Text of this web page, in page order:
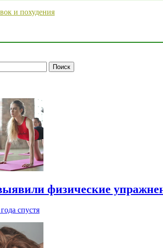
и похудения
физические
спустя